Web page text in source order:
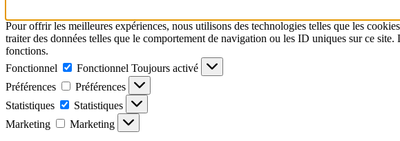
Pour offrir les meilleures expériences, nous utilisons des technologies telles que les
traiter des données telles que le comportement de navigation ou les ID uniques sur ce
fonctions.
Fonctionnel
Fonctionnel Toujours activé
Préférences
Préférences
Statistiques
Statistiques
Marketing
Marketing